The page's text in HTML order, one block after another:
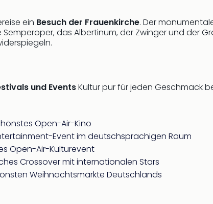
ein Besuch der Frauenkirche. Der
Semperoper, das Albertinum, der Zwinger und der
und EventsKultur pur für jeden Geschmack
Open-Air-Kino
Event im deutschsprachigen Raum
Open-Air-Kulturevent
Crossover mit internationalen Stars
Weihnachtsmärkte Deutschlands